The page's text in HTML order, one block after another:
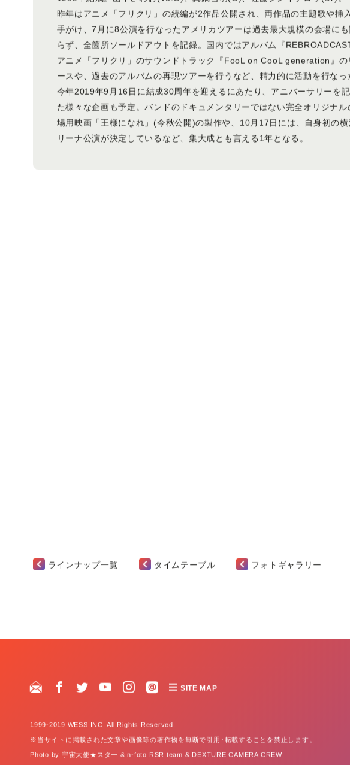
1989年結成。山中さわお(Vo.G)、真鍋吉明(G)、佐藤シンイチロウ(Dr)。
昨年はアニメ「フリクリ」の続編が2作品公開され、両作品の主題歌や挿
手がけ、7月に8公演を行なったアメリカツアーは過去最大規模の会場にも
らず、全箇所ソールドアウトを記録。国内ではアルバム『
アニメ「フリクリ」のサウンドトラック『FooL on CooL generation』の
ースや、過去のアルバムの再現ツアーを行うなど、精力的に活動を行なっ
今年2019年9月16日に結成30周年を迎えるにあたり、アニバーサリーを記
た様々な企画も予定。バンドのドキュメンタリーではない完全オリジナル
場用映画「王様になれ」(今秋公開)の製作や、10月17日には、自身初の横
リーナ公演が決定しているなど、集大成とも言える1年となる。
ラインナップ一覧 タイムテーブル フォトギャラリー